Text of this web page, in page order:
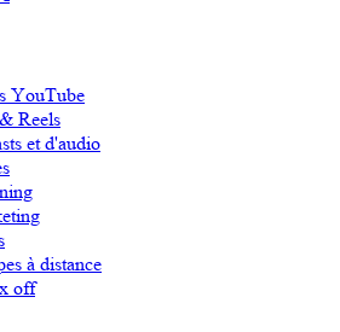
YouTube
Reels
et d'audio
à distance
off